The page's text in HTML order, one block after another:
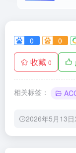
0 0
收藏 0
相关标签：
2026年5月13